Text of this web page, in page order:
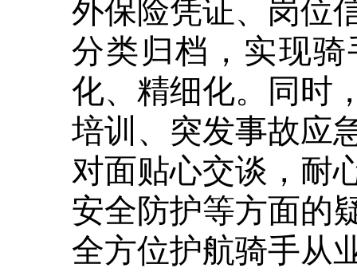
分类归档，实现
化、精细化。同时
培训、突发事故应
对面贴心交谈，耐
安全防护等方面的
全方位护航骑手从